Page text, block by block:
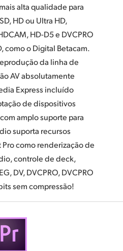
alta qualidade para
HD ou Ultra HD,
HD-D5 e DVCPRO
como o Digital Betacam.
da linha de
AV absolutamente
Express incluído
de dispositivos
amplo suporte para
suporta recursos
como renderização de
controle dedeck,
DV, DVCPRO,DVCPRO
sem compressão!